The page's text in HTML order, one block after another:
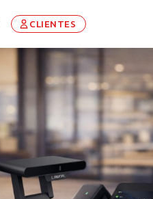
CLIENTES